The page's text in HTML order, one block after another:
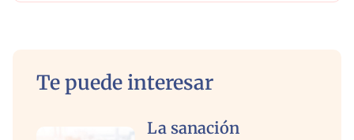
Te puede interesar
La sanación